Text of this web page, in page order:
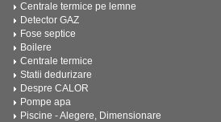
Centrale termice pe lemne
Detector GAZ
Fose septice
Boilere
Centrale termice
Statii dedurizare
Despre CALOR
Pompe apa
Piscine - Alegere, Dimensionare